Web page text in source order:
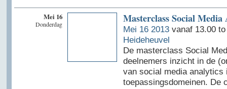
Mei 16
Donderdag Masterclass Social Media
Mei 16 2013vanaf 13.00
Heideheuvel
De masterclass Social
deelnemers inzicht in de
van social media analytics
toepassingsdomeinen. De